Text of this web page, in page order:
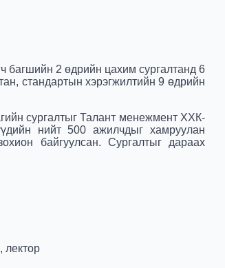
багшийн 2 өдрийн цахим сургалтанд 6
стандартын хэрэгжилтийн 9 өдрийн
сургалтыг Талант менежмент ХХК-
нийт 500 ажилчдыг хамруулан
байгуулсан. Сургалтыг дараах
лектор